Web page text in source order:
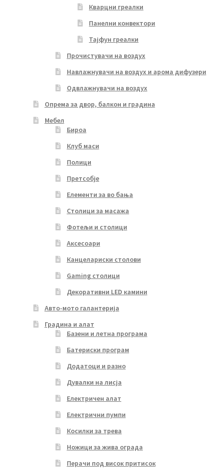
Кварцни греалки
Панелни конвектори
Тајфун греалки
Прочистувачи на воздух
Навлажнувачи на воздух и арома дифузери
Одвлажнувачи на воздух
Опрема за двор, балкон и градина
Мебел
Бироа
Клуб маси
Полици
Претсобје
Елементи за во бања
Столици за масажа
Фотељи и столици
Аксесоари
Канцелариски столови
Gaming столици
Декоративни LED камини
Авто-мото галантерија
Градина и алат
Базени и летна програма
Батериски програм
Додатоци и разно
Дувалки на лисја
Електричен алат
Електрични пумпи
Косилки за трева
Ножици за жива ограда
Перачи под висок притисок